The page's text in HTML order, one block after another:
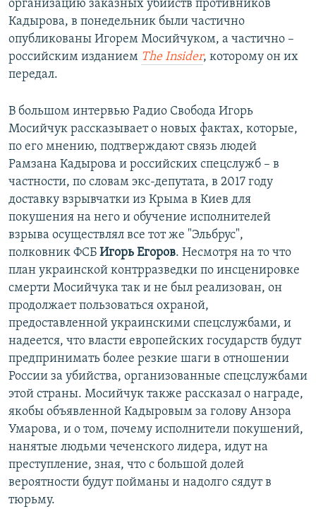
организацию заказных убийств противников
Кадырова, в понедельник были частично
опубликованы Игорем Мосийчуком, а частично –
российским изданием The Insider, которому он их
передал.
В большом интервью Радио Свобода Игорь
Мосийчук рассказывает о новых фактах, которые,
по его мнению, подтверждают связь людей
Рамзана Кадырова и российских спецслужб – в
частности, по словам экс-депутата, в 2017 году
доставку взрывчатки из Крыма в Киев для
покушения на него и обучение исполнителей
взрыва осуществлял все тот же "Эльбрус",
полковник ФСБ Игорь Егоров. Несмотря на то что
план украинской контрразведки по инсценировке
смерти Мосийчука так и не был реализован, он
продолжает пользоваться охраной,
предоставленной украинскими спецслужбами, и
надеется, что власти европейских государств будут
предпринимать более резкие шаги в отношении
России за убийства, организованные спецслужбами
этой страны. Мосийчук также рассказал о награде,
якобы объявленной Кадыровым за голову Анзора
Умарова, и о том, почему исполнители покушений,
нанятые людьми чеченского лидера, идут на
преступление, зная, что с большой долей
вероятности будут пойманы и надолго сядут в
тюрьму.